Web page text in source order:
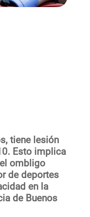
tiene lesión
Esto implica
ombligo
de deportes
en la
de Buenos